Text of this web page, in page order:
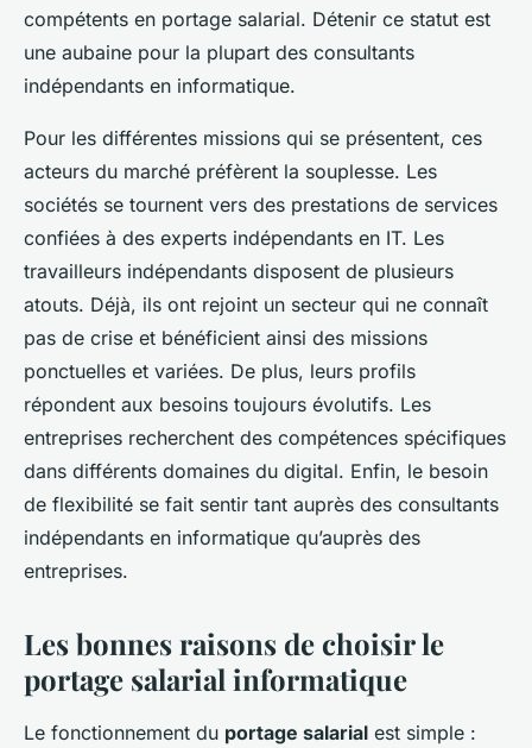
compétents en portage salarial. Détenir ce statut est
une aubaine pour la plupart des consultants
indépendants en informatique.
Pour les différentes missions qui se présentent, ces
acteurs du marché préfèrent la souplesse. Les
sociétés se tournent vers des prestations de services
confiées à des experts indépendants en IT. Les
travailleurs indépendants disposent de plusieurs
atouts. Déjà, ils ont rejoint un secteur qui ne connaît
pas de crise et bénéficient ainsi des missions
ponctuelles et variées. De plus, leurs profils
répondent aux besoins toujours évolutifs. Les
entreprises recherchent des compétences spécifiques
dans différents domaines du digital. Enfin, le besoin
de flexibilité se fait sentir tant auprès des consultants
indépendants en informatique qu’auprès des
entreprises.
Les bonnes raisons de choisir le
portage salarial informatique
Le fonctionnement du portage salarial est simple :